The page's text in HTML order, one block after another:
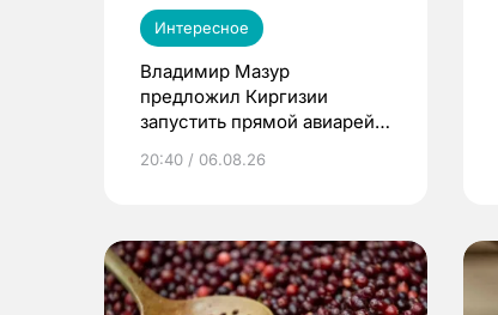
Интересное
Владимир Мазур
предложил Киргизии
запустить прямой авиарейс
20:40 / 06.08.26